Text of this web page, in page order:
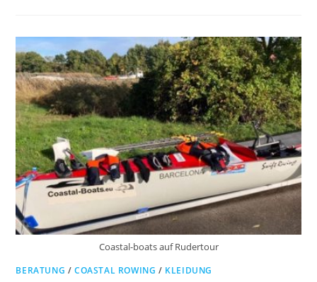
Coastal-boats auf Rudertour
BERATUNG /COASTAL ROWING / KLEIDUNG